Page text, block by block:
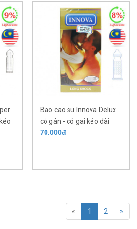
Bao cao su Innova Delux
có gân - có gai kéo dài
thời gian với 8%
70.000đ
« 1 2 »